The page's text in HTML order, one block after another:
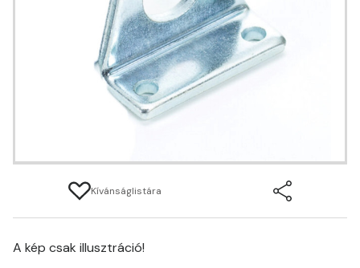
Kívánságlistára
A kép csak illusztráció!